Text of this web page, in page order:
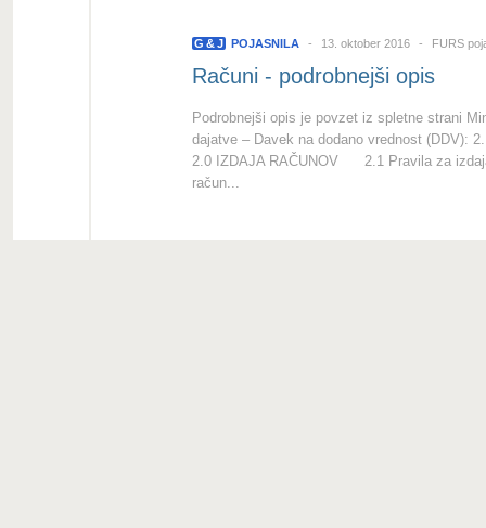
G &J POJASNILA 13. oktober 2016 FURS
Računi - podrobnejši opis
Podrobnejši opis je povzet iz spletne strani
dajatve – Davek na dodano vrednost (DDV):
2.0 IZDAJA RAČUNOV 2.1 Pravila za
račun...